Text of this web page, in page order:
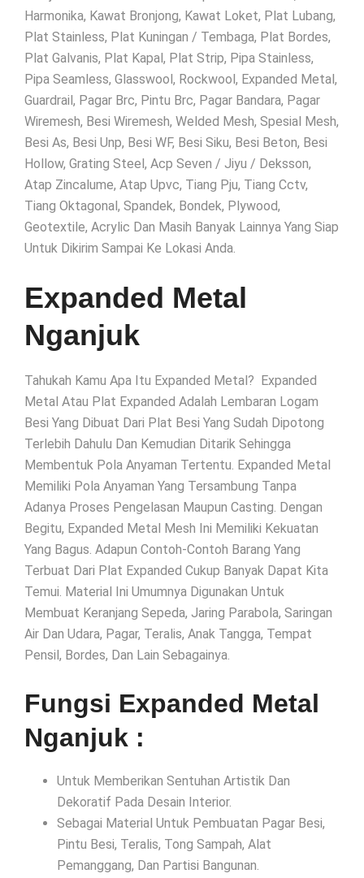
Harmonika, Kawat Bronjong, Kawat Loket, Plat Lubang,
Plat Stainless, Plat Kuningan / Tembaga, Plat Bordes,
Plat Galvanis, Plat Kapal, Plat Strip, Pipa Stainless,
Pipa Seamless, Glasswool, Rockwool, Expanded Metal,
Guardrail, Pagar Brc, Pintu Brc, Pagar Bandara, Pagar
Wiremesh, Besi Wiremesh, Welded Mesh, Spesial Mesh,
Besi As, Besi Unp, Besi WF, Besi Siku, Besi Beton, Besi
Hollow, Grating Steel, Acp Seven / Jiyu / Deksson,
Atap Zincalume, Atap Upvc, Tiang Pju, Tiang Cctv,
Tiang Oktagonal, Spandek, Bondek, Plywood,
Geotextile, Acrylic Dan Masih Banyak Lainnya Yang Siap
Untuk Dikirim Sampai Ke Lokasi Anda.
Expanded Metal
Nganjuk
Tahukah Kamu Apa Itu Expanded Metal? Expanded
Metal Atau Plat Expanded Adalah Lembaran Logam
Besi Yang Dibuat Dari Plat Besi Yang Sudah Dipotong
Terlebih Dahulu Dan Kemudian Ditarik Sehingga
Membentuk Pola Anyaman Tertentu. Expanded Metal
Memiliki Pola Anyaman Yang Tersambung Tanpa
Adanya Proses Pengelasan Maupun Casting. Dengan
Begitu, Expanded Metal Mesh Ini Memiliki Kekuatan
Yang Bagus. Adapun Contoh-Contoh Barang Yang
Terbuat Dari Plat Expanded Cukup Banyak Dapat Kita
Temui. Material Ini Umumnya Digunakan Untuk
Membuat Keranjang Sepeda, Jaring Parabola, Saringan
Air Dan Udara, Pagar, Teralis, Anak Tangga, Tempat
Pensil, Bordes, Dan Lain Sebagainya.
Fungsi Expanded Metal
Nganjuk :
Untuk Memberikan Sentuhan Artistik Dan
Dekoratif Pada Desain Interior.
Sebagai Material Untuk Pembuatan Pagar Besi,
Pintu Besi, Teralis, Tong Sampah, Alat
Pemanggang, Dan Partisi Bangunan.